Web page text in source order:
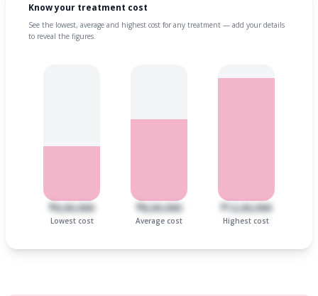
Know your treatment cost
See the lowest, average and highest cost for any treatment — add your details
to reveal the figures.
₹6,00,000
Lowest cost
₹8,00,000
Average cost
₹12,00,000
Highest cost